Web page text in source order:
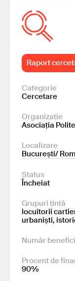
Raport
Categorie
Cercetare
Organizație
Asociația
Localizare
București/
Status
Încheiat
Grupuri țintă
locuitorii
urbaniști,
Număr
Procent de
90%